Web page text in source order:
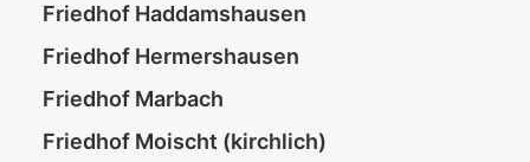
Friedhof Haddamshausen
Friedhof Hermershausen
Friedhof Marbach
Friedhof Moischt (kirchlich)